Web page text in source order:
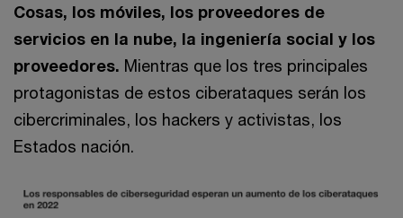
Cosas, los móviles, los proveedores de
servicios en la nube, la ingeniería social y los
proveedores. Mientras que los tres principales
protagonistas de estos ciberataques serán los
cibercriminales, los hackers y activistas, los
Estados nación.